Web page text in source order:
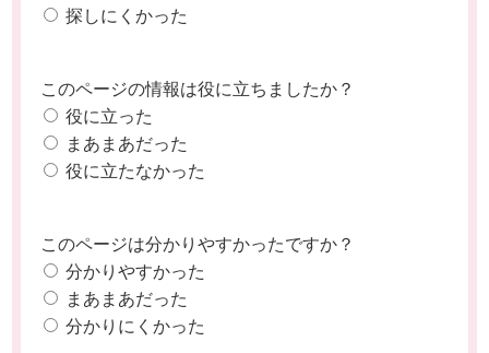
探しにくかった
このページの情報は役に立ちましたか？
役に立った
まあまあだった
役に立たなかった
このページは分かりやすかったですか？
分かりやすかった
まあまあだった
分かりにくかった